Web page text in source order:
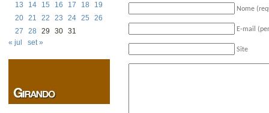
13
14 15 16 17 18
19
20 21 22 23 24 25
26
27
28 29 30 31
« jul
set »
Nome
E-mail
Site